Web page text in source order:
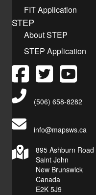
FIT Application
STEP
About STEP
STEP Application
Main Telephone Number
(506) 658-8282
info@mapsws.ca
895 Ashburn Road
Saint John
New Brunswick
Canada
E2K 5J9